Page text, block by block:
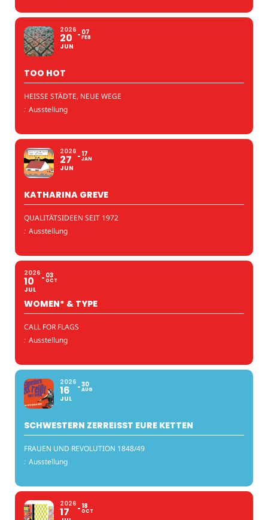
2026
20
JUN
07
FEB
TOO HOT
HEISSE STÄDTE, NEUE WEGE
: Ausstellung
2026
27
JUN
17
JAN
KATHARINA GREVE
QUALITÄTSIDEEN SEIT 1972
: Ausstellung
2026
10
JUL
03
OCT
WOMEN* & TYPE
CALL FOR FLAGS
: Ausstellung
2026
16
JUL
30
AUG
SCHWESTERN ZERREISST EURE KETTEN
FRAUEN UND REVOLUTION 1848/49
: Ausstellung
2026
17 18
OCT